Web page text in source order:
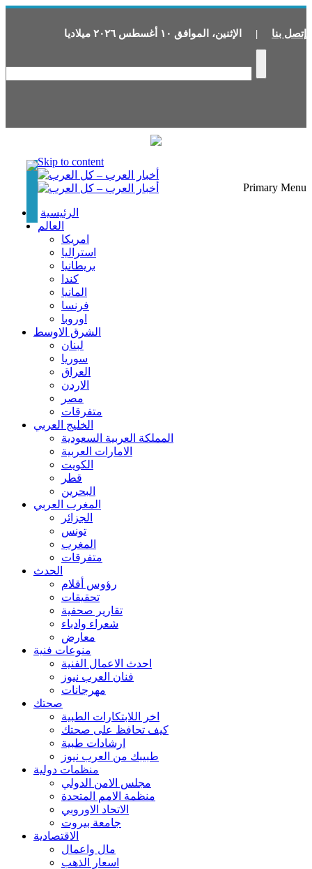
إتصل بنا | الإثنين، الموافق ١٠ أغسطس ٢٠٢٦ ميلاديا
Skip to content
Primary Menu
الرئيسية
العالم
امريكا
استراليا
بريطانيا
كندا
المانيا
فرنسا
اوروبا
الشرق الاوسط
لبنان
سوريا
العراق
الاردن
مصر
متفرقات
الخليج العربي
المملكة العربية السعودية
الامارات العربية
الكويت
قطر
البحرين
المغرب العربي
الجزائر
تونس
المغرب
متفرقات
الحدث
رؤوس أقلام
تحقيقات
تقارير صحفية
شعراء وادباء
معارض
منوعات فنية
احدث الاعمال الفنية
فنان العرب نيوز
مهرجانات
صحتك
اخر اللابتكارات الطبية
كيف تحافظ على صحتك
ارشادات طبية
طبيبك من العرب نيوز
منظمات دولية
مجلس الامن الدولي
منظمة الامم المتحدة
الاتحاد الاوروبي
جامعة بيروت
الاقتصادية
مال واعمال
اسعار الذهب